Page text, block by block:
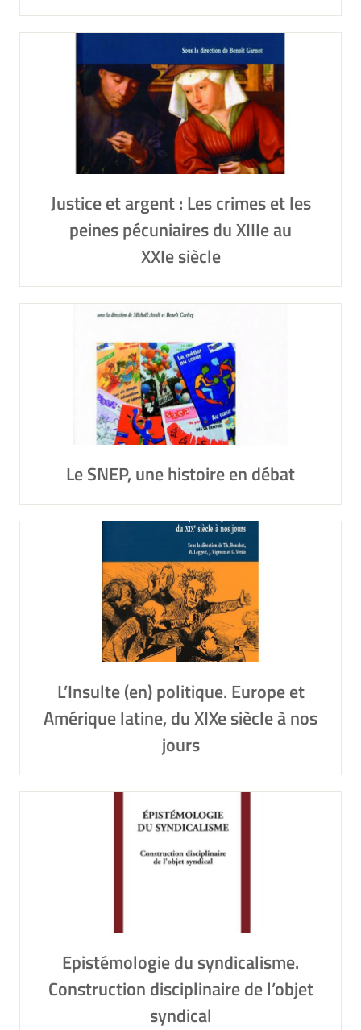
Justice et argent : Les crimes et les
peines pécuniaires du XIIIe au
XXIe siècle
Le SNEP, une histoire en débat
L’Insulte (en) politique. Europe et
Amérique latine, du XIXe siècle à nos
jours
Epistémologie du syndicalisme.
Construction disciplinaire de l’objet
syndical